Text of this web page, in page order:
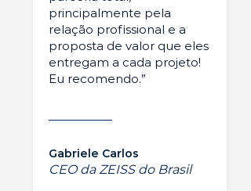
principalmente pela
relação profissional e a
proposta de valor que eles
entregam a cada projeto!
Eu recomendo.”
Gabriele Carlos
CEO da ZEISS do Brasil